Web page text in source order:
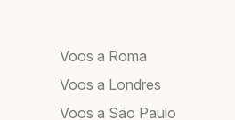
Voos a Roma
Voos a Londres
Voos a São Paulo